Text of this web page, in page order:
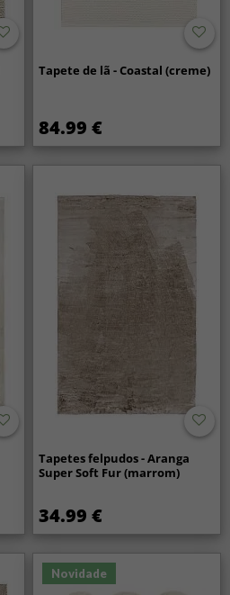
Tapete de lã - Coastal (creme)
84.99 €
Tapetes felpudos - Aranga
Super Soft Fur (marrom)
34.99 €
Novidade